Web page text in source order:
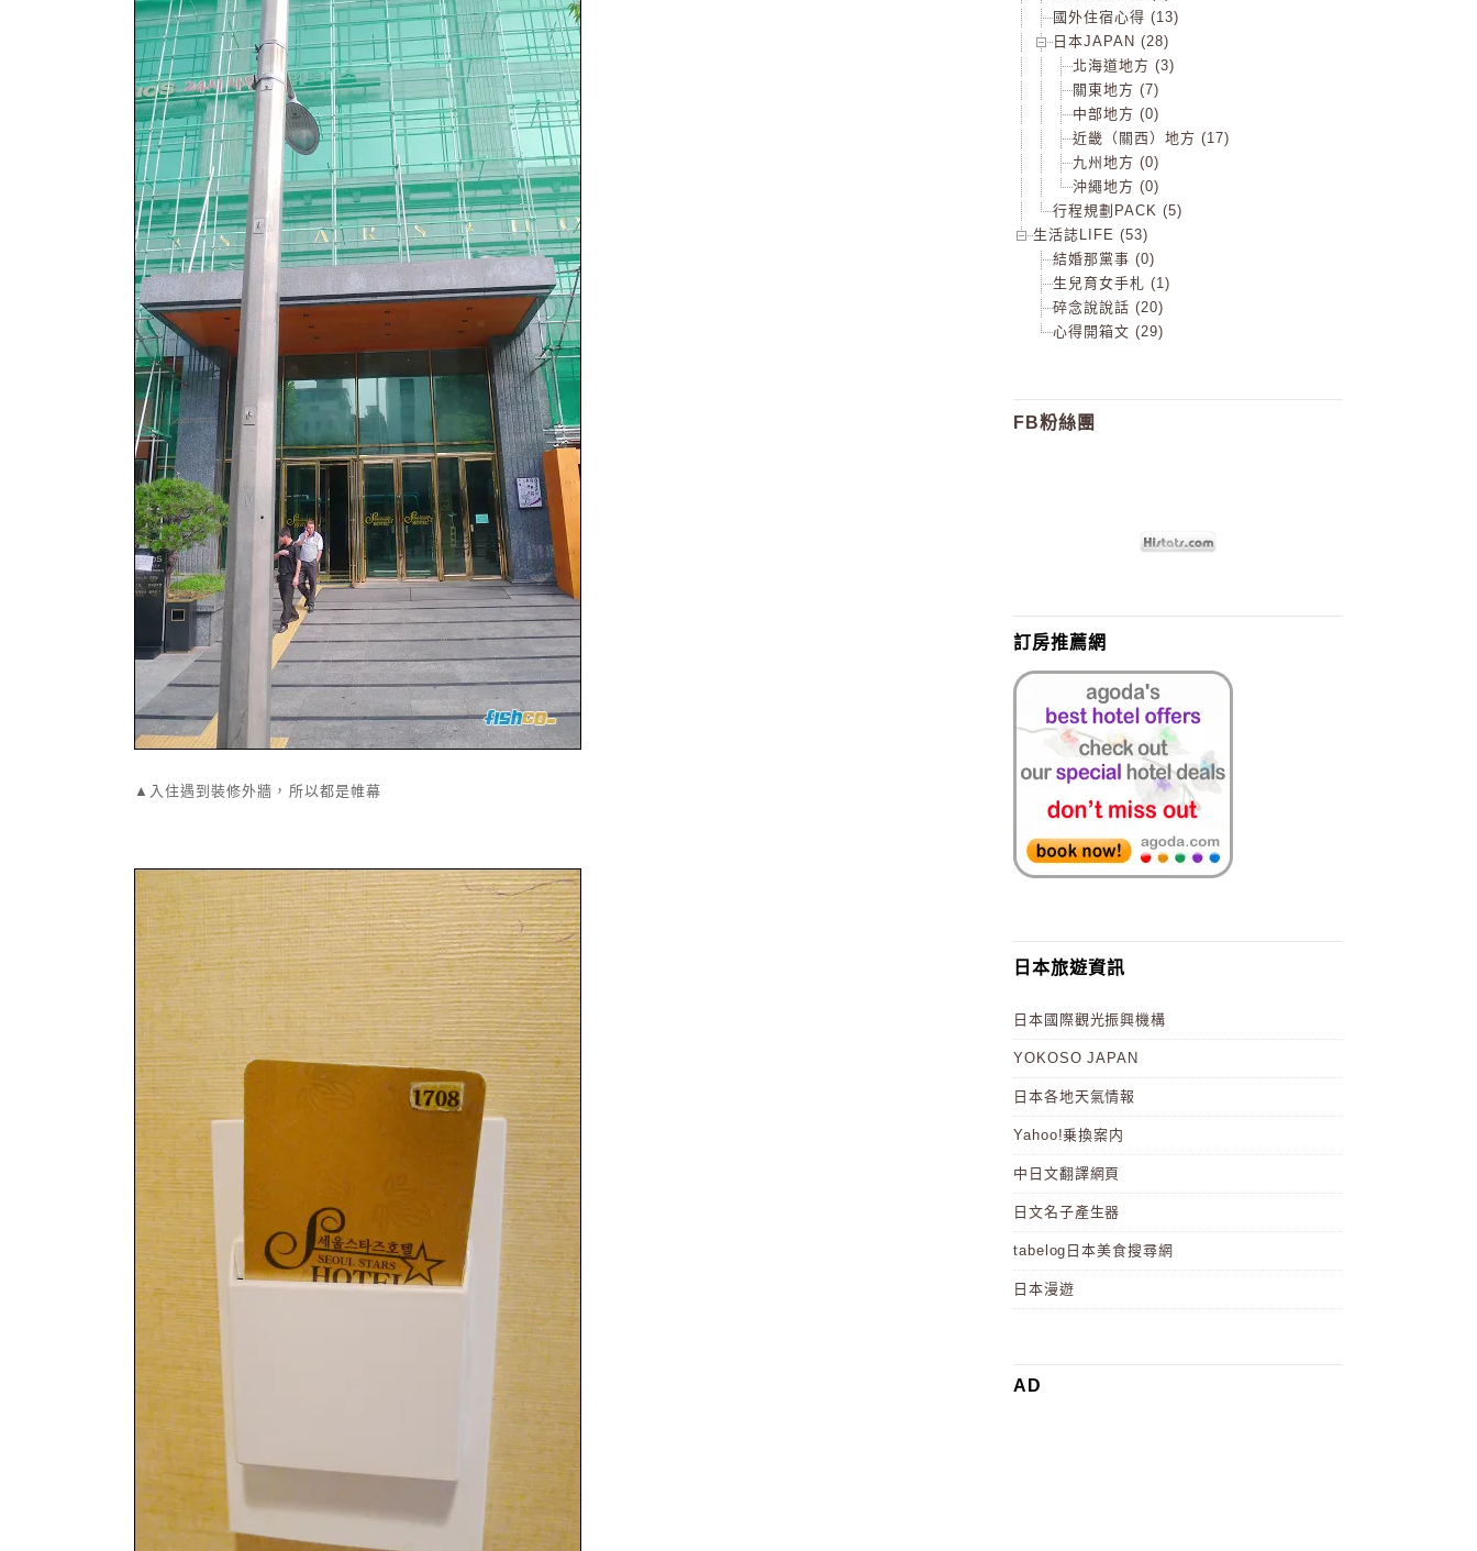
▲入住遇到裝修外牆，所以都是帷幕
國外住宿心得 (13)
日本JAPAN (28)
北海道地方 (3)
關東地方 (7)
中部地方 (0)
近畿（關西）地方 (17)
九州地方 (0)
沖繩地方 (0)
行程規劃PACK (5)
生活誌LIFE (53)
結婚那黨事 (0)
生兒育女手札 (1)
碎念說說話 (20)
心得開箱文 (29)
FB粉絲團
訂房推薦網
日本旅遊資訊
日本國際觀光振興機構
YOKOSO JAPAN
日本各地天氣情報
Yahoo!乗換案内
中日文翻譯網頁
日文名子產生器
tabelog日本美食搜尋網
日本漫遊
AD